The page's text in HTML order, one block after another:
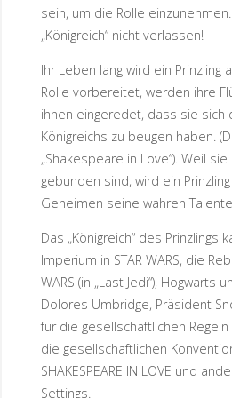
sein, um die Rolle
„Königreich“ nicht verlassen!
Ihr Leben lang wird ein Prinzling
Rolle vorbereitet, werden ihre
ihnen eingeredet, dass sie sich
Königreichs zu beugen haben.
„Shakespeare in Love“). Weil
gebunden sind, wird ein
Geheimen seine wahren
Das „Königreich“ des Prinzlings
Imperium in STAR WARS, die
WARS (in „Last Jedi“), Hogwarts
Dolores Umbridge, Präsident
für die gesellschaftlichen Regeln
die gesellschaftlichen
SHAKESPEARE IN LOVE und
Settings.